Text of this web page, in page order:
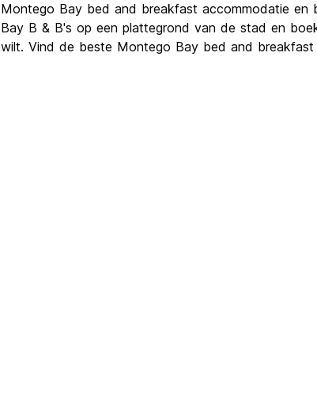
Montego Bay bed and breakfast accommodatie
Bay B & B's op een plattegrond van de stad en
wilt. Vind de beste Montego Bay bed and